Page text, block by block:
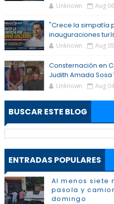
Unknown Aug
"Crece la simpatía
inauguraciones
Unknown Aug
Consternación en
Judith Amada Sosa
Unknown Aug
BUSCAR ESTE BLOG
ENTRADAS POPULARES
Al menos siete
pasola y
domingo